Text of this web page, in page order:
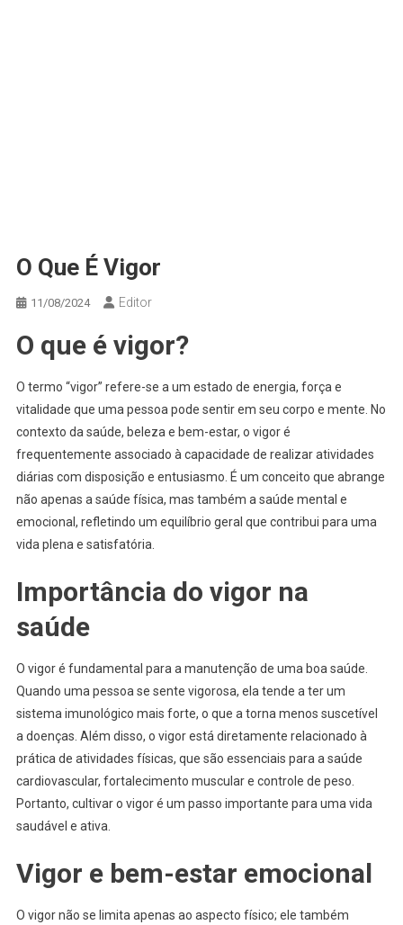
O Que É Vigor
11/08/2024 Editor
O que é vigor?
O termo “vigor” refere-se a um estado de energia, força e
vitalidade que uma pessoa pode sentir em seu corpo e mente. No
contexto da saúde, beleza e bem-estar, o vigor é
frequentemente associado à capacidade de realizar atividades
diárias com disposição e entusiasmo. É um conceito que abrange
não apenas a saúde física, mas também a saúde mental e
emocional, refletindo um equilíbrio geral que contribui para uma
vida plena e satisfatória.
Importância do vigor na
saúde
O vigor é fundamental para a manutenção de uma boa saúde.
Quando uma pessoa se sente vigorosa, ela tende a ter um
sistema imunológico mais forte, o que a torna menos suscetível
a doenças. Além disso, o vigor está diretamente relacionado à
prática de atividades físicas, que são essenciais para a saúde
cardiovascular, fortalecimento muscular e controle de peso.
Portanto, cultivar o vigor é um passo importante para uma vida
saudável e ativa.
Vigor e bem-estar emocional
O vigor não se limita apenas ao aspecto físico; ele também